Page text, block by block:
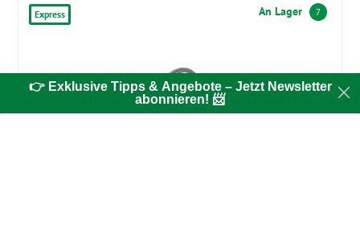
Express An Lager 7
👉 Exklusive Tipps & Angebote – Jetzt Newsletter
abonnieren! 📨